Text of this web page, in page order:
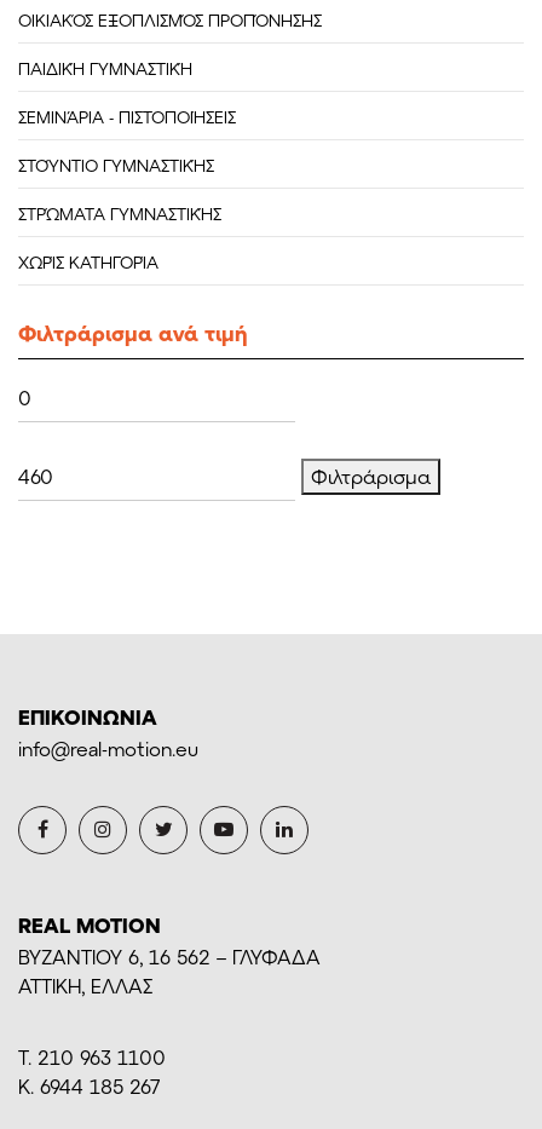
ΟΙΚΙΑΚΌΣ ΕΞΟΠΛΙΣΜΌΣ ΠΡΟΠΌΝΗΣΗΣ
ΠΑΙΔΙΚΉ ΓΥΜΝΑΣΤΙΚΉ
ΣΕΜΙΝΆΡΙΑ - ΠΙΣΤΟΠΟΙΉΣΕΙΣ
ΣΤΟΎΝΤΙΟ ΓΥΜΝΑΣΤΙΚΉΣ
ΣΤΡΏΜΑΤΑ ΓΥΜΝΑΣΤΙΚΉΣ
ΧΩΡΊΣ ΚΑΤΗΓΟΡΊΑ
Φιλτράρισμα ανά τιμή
Ελάχιστη
τιμή
τιμή
Φιλτράρισμα
ΕΠΙΚΟΙΝΩΝΙΑ
info@real-motion.eu
REAL MOTION
BYZANTIOY 6, 16 562 – ΓΛΥΦΑΔΑ
ΑΤΤΙΚΗ, ΕΛΛΑΣ
Τ. 210 963 1100
Κ. 6944 185 267